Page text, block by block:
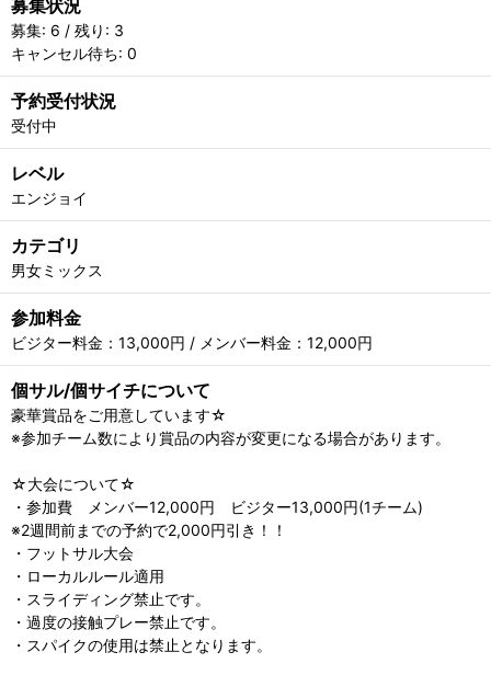
募集状況
募集: 6 / 残り: 3
キャンセル待ち: 0
予約受付状況
受付中
レベル
エンジョイ
カテゴリ
男女ミックス
参加料金
ビジター料金：13,000円 / メンバー料金：12,000円
個サル/個サイチについて
豪華賞品をご用意しています☆
※参加チーム数により賞品の内容が変更になる場合があります。
☆大会について☆
・参加費 メンバー12,000円 ビジター13,000円(1チーム)
※2週間前までの予約で2,000円引き！！
・フットサル大会
・ローカルルール適用
・スライディング禁止です。
・過度の接触プレー禁止です。
・スパイクの使用は禁止となります。